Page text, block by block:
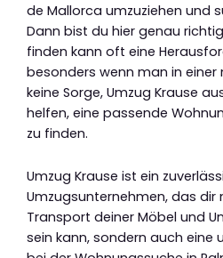
de Mallorca umzuziehen und
Dann bist du hier genau
finden kann oft eine
besonders wenn man in einer
keine Sorge, Umzug Krause
helfen, eine passende
zu finden.
Umzug Krause ist ein
Umzugsunternehmen, das dir
Transport deiner Möbel und
sein kann, sondern auch eine